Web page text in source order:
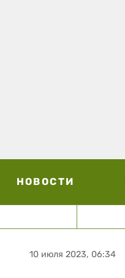
НОВОСТИ
10 июля 2023, 06:34